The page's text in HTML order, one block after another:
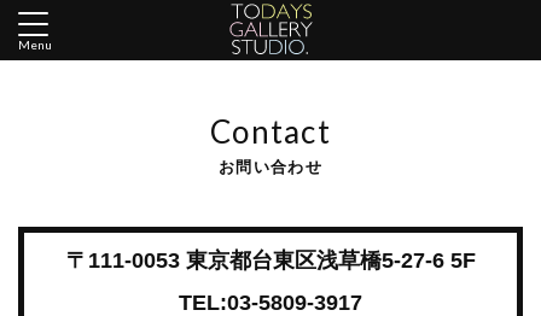
Menu
Contact
お問い合わせ
〒111-0053 東京都台東区浅草橋5-27-6 5F
TEL:03-5809-3917